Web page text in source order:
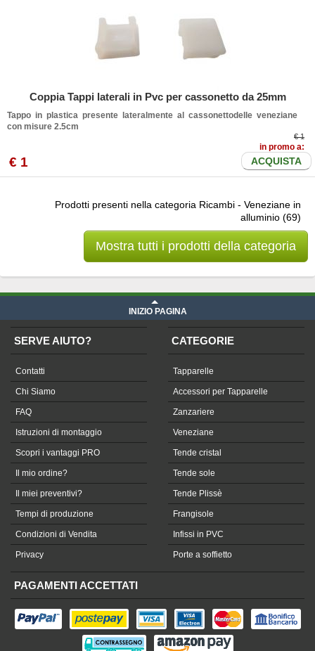
Coppia Tappi laterali in Pvc per cassonetto da 25mm
Tappo in plastica presente lateralmente al cassonettodelle veneziane
con misure 2.5cm
€ 1
in promo a:
€ 1 ACQUISTA
Prodotti presenti nella categoria Ricambi - Veneziane in
alluminio (69)
Mostra tutti i prodotti della categoria
INIZIO PAGINA
SERVE AIUTO?
Contatti
Chi Siamo
FAQ
Istruzioni di montaggio
Scopri i vantaggi PRO
Il mio ordine?
Il miei preventivi?
Tempi di produzione
Condizioni di Vendita
Privacy
CATEGORIE
Tapparelle
Accessori per Tapparelle
Zanzariere
Veneziane
Tende cristal
Tende sole
Tende Plissè
Frangisole
Infissi in PVC
Porte a soffietto
PAGAMENTI ACCETTATI